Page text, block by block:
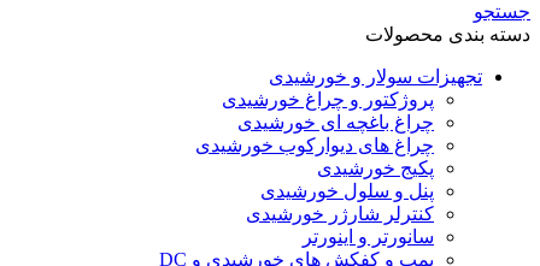
جستجو
دسته بندی محصولات
تجهیزات سولار و خورشیدی
پروژکتور و چراغ خورشیدی
چراغ باغچه ای خورشیدی
چراغ های دیوارکوب خورشیدی
پکیج خورشیدی
پنل و سلول خورشیدی
کنترلر شارژر خورشیدی
سانورتر و اینورتر
پمپ و کفکش های خورشیدی و DC